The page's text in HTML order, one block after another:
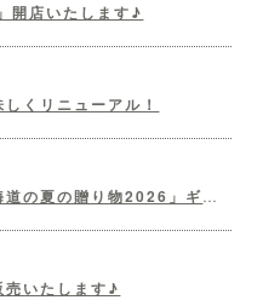
開店いたします♪
くリニューアル！
売いたします♪